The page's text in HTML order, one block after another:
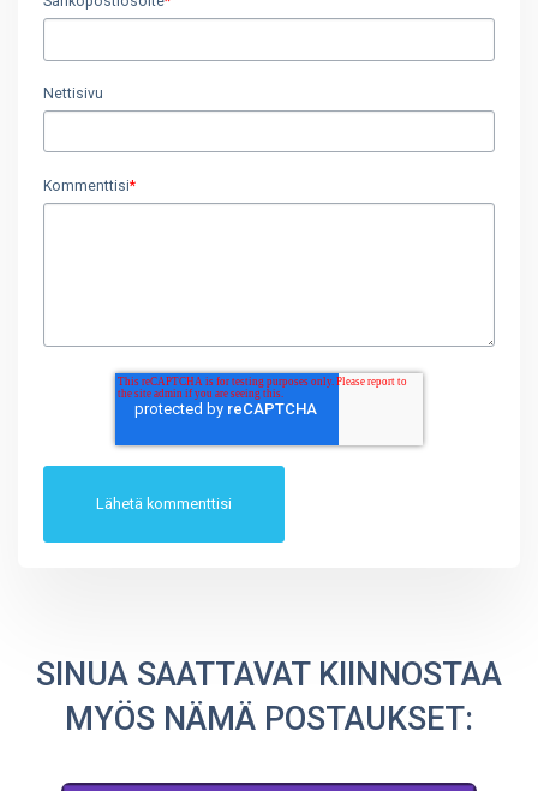
Nettisivu
Kommenttisi*
SINUA SAATTAVAT KIINNOSTAA
MYÖS NÄMÄ POSTAUKSET: